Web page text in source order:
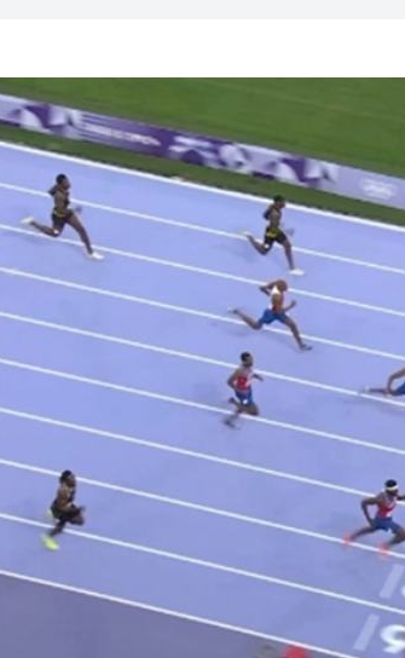
無人駕駛駛入嶺南水鄉 19國青年點讚南沙
港產AI餐飲服務系統 機場首度登場
港區人大代表團考察安徽蕪湖 聚焦產業
從批評鮑威爾到頻繁致電沃什 特朗普對